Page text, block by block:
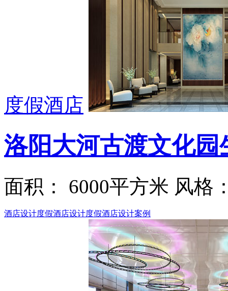
度假酒店
洛阳大河古渡文化
面积： 6000平方米 风格
酒店设计度假酒店设计度假酒店设计案例